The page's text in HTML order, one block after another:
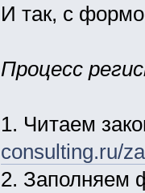
И так, с
Процесс
1. Читаем
consulting.ru/
2. Заполняем